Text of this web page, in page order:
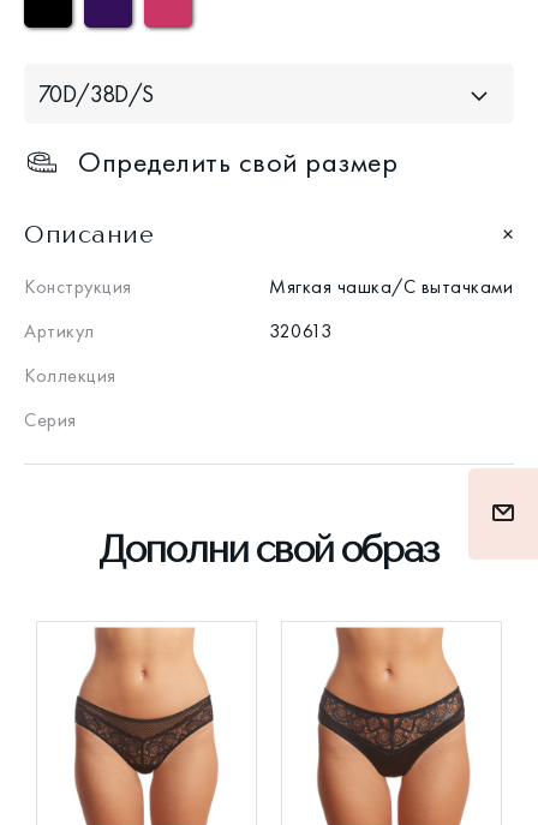
70D/38D/S
Определить свой размер
Описание
Конструкция
Мягкая чашка/С вытачками
Артикул
320613
Коллекция
Серия
Дополни свой образ